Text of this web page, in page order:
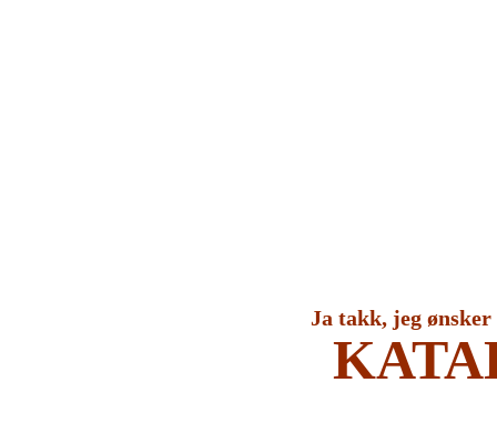
Ja takk, jeg